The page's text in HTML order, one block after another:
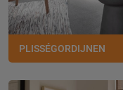
PLISSÉGORDIJNEN